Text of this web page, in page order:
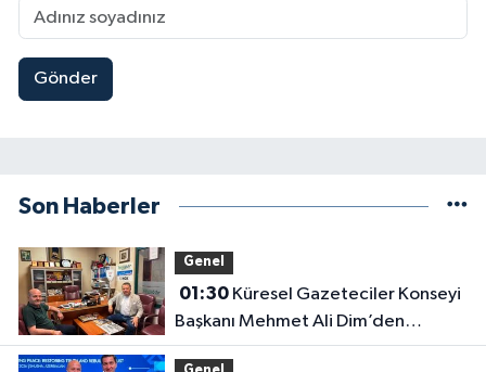
Gönder
Son Haberler
Genel
01:30Küresel Gazeteciler Konseyi
Başkanı Mehmet Ali Dim’den
Gazetemize Ziyaret